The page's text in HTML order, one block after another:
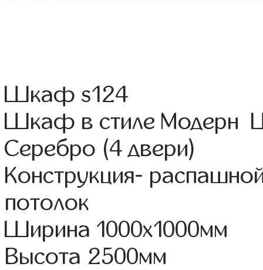
Шкаф s124
Шкаф в стиле Модерн
Серебро (4 двери)
Конструкция-
потолок
Ширина 1000x1000мм
Высота 2500мм